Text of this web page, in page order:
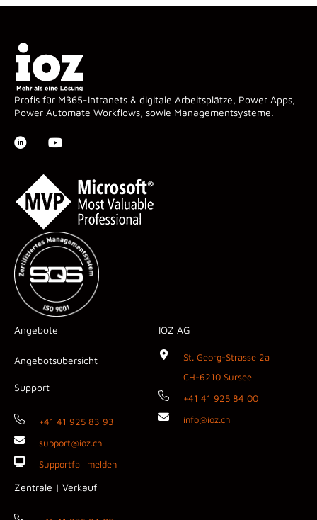
Profis für M365-Intranets & digitale Arbeitsplätze, Power Apps,
Power Automate Workflows, sowie Managementsysteme.
Angebote
Angebotsübersicht
Support
+41 41 925 83 93
support@ioz.ch
Supportfall melden
Zentrale | Verkauf
IOZ AG
St. Georg-Strasse 2a
CH-6210 Sursee
+41 41 925 84 00
info@ioz.ch